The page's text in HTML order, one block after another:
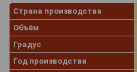
Страна производства
Объём
Градус
Год производства